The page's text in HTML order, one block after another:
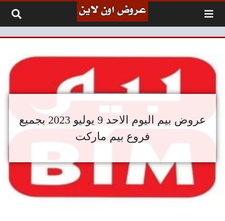
عروض بيم اليوم الاحد 9 يوليو 2023 بجميع
فروع بيم ماركت